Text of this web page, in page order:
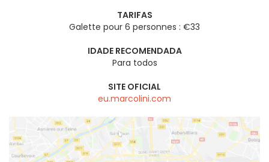
TARIFAS
Galette pour 6 personnes : €33
IDADE RECOMENDADA
Para todos
SITE OFICIAL
eu.marcolini.com